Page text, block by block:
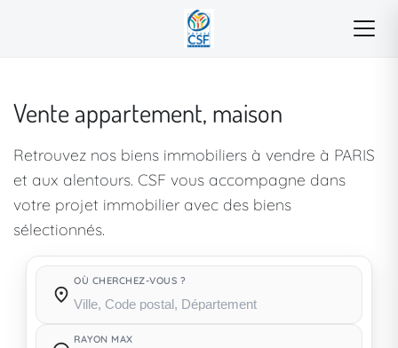
Vente appartement, maison
Retrouvez nos biens immobiliers à vendre à PARIS
et aux alentours. CSF vous accompagne dans
votre projet immobilier avec des biens
sélectionnés.
OÙ CHERCHEZ-VOUS ?
RAYON MAX